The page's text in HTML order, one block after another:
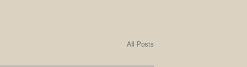
All Posts